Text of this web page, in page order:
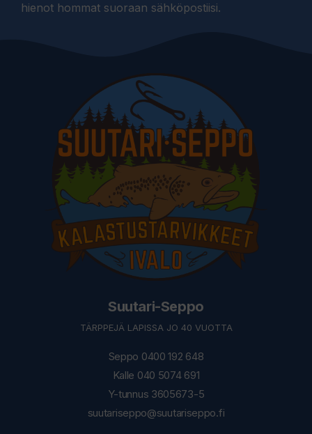
hienot hommat suoraan sähköpostiisi.
Suutari-Seppo
TÄRPPEJÄ LAPISSA JO 40 VUOTTA
Seppo 0400 192 648
Kalle 040 5074 691
Y-tunnus 3605673-5
suutariseppo@suutariseppo.fi